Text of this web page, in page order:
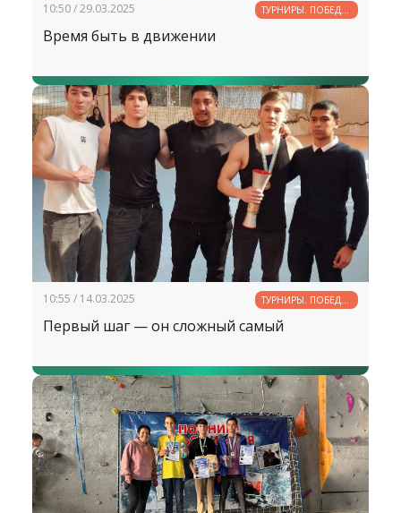
10:50 / 29.03.2025
ТУРНИРЫ. ПОБЕДЫ.
РЕКОРДЫ
Время быть в движении
10:55 / 14.03.2025
ТУРНИРЫ. ПОБЕДЫ.
РЕКОРДЫ
Первый шаг — он сложный самый